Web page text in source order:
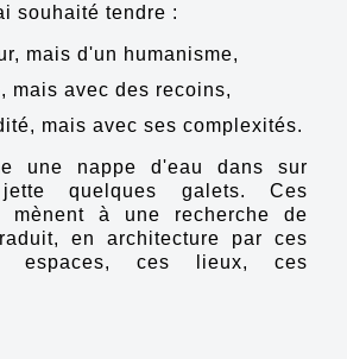
souhaité tendre :
mais d'un humanisme,
mais avec des recoins,
mais avec ses complexités.
une nappe d'eau dans sur
quelques galets. Ces
mènent à une recherche de
en architecture par ces
espaces, ces lieux, ces